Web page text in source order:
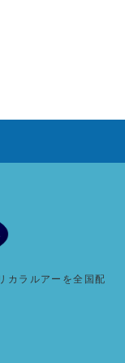
カラルアーを全国配